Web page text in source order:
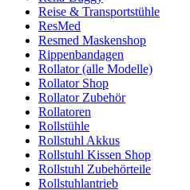
Reise & Transportstühle
ResMed
Resmed Maskenshop
Rippenbandagen
Rollator (alle Modelle)
Rollator Shop
Rollator Zubehör
Rollatoren
Rollstühle
Rollstuhl Akkus
Rollstuhl Kissen Shop
Rollstuhl Zubehörteile
Rollstuhlantrieb